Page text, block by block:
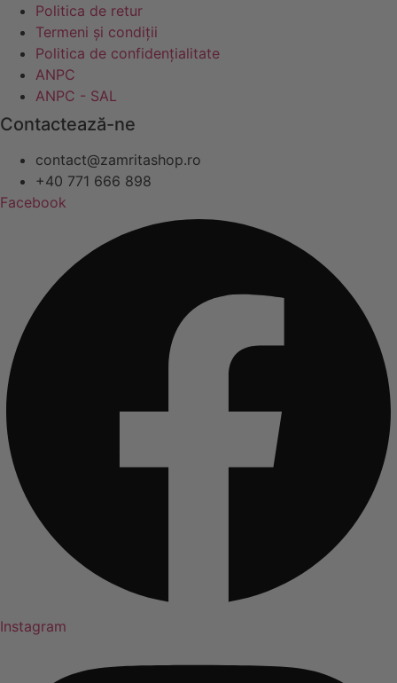
Politica de retur
Termeni și condiții
Politica de confidențialitate
ANPC
ANPC - SAL
Contactează-ne
contact@zamritashop.ro
+40 771 666 898
Facebook
Instagram